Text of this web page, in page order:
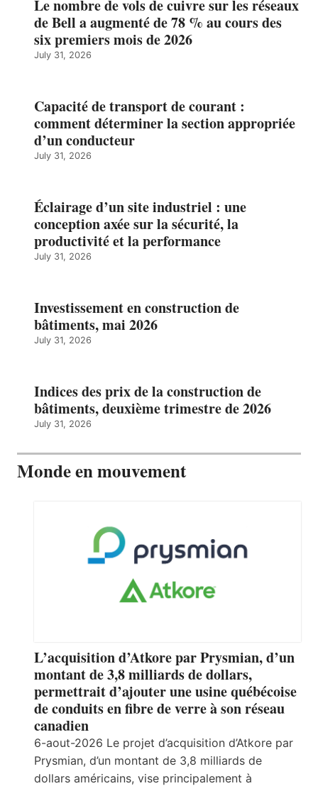
Le nombre de vols de cuivre sur les réseaux
de Bell a augmenté de 78 % au cours des
six premiers mois de 2026
July 31, 2026
Capacité de transport de courant :
comment déterminer la section appropriée
d’un conducteur
July 31, 2026
Éclairage d’un site industriel : une
conception axée sur la sécurité, la
productivité et la performance
July 31, 2026
Investissement en construction de
bâtiments, mai 2026
July 31, 2026
Indices des prix de la construction de
bâtiments, deuxième trimestre de 2026
July 31, 2026
Monde en mouvement
L’acquisition d’Atkore par Prysmian, d’un
montant de 3,8 milliards de dollars,
permettrait d’ajouter une usine québécoise
de conduits en fibre de verre à son réseau
canadien
6-aout-2026 Le projet d’acquisition d’Atkore par
Prysmian, d’un montant de 3,8 milliards de
dollars américains, vise principalement à